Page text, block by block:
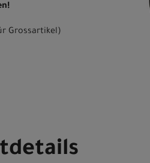
Grossartikel)